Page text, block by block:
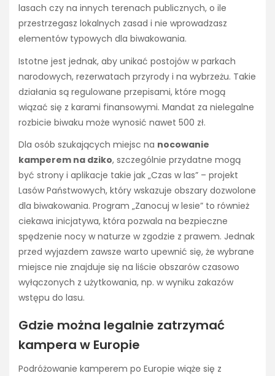
lasach czy na innych terenach publicznych, o ile
przestrzegasz lokalnych zasad i nie wprowadzasz
elementów typowych dla biwakowania.
Istotne jest jednak, aby unikać postojów w parkach
narodowych, rezerwatach przyrody i na wybrzeżu. Takie
działania są regulowane przepisami, które mogą
wiązać się z karami finansowymi. Mandat za nielegalne
rozbicie biwaku może wynosić nawet 500 zł.
Dla osób szukających miejsc na nocowanie
kamperem na dziko, szczególnie przydatne mogą
być strony i aplikacje takie jak „Czas w las” – projekt
Lasów Państwowych, który wskazuje obszary dozwolone
dla biwakowania. Program „Zanocuj w lesie” to również
ciekawa inicjatywa, która pozwala na bezpieczne
spędzenie nocy w naturze w zgodzie z prawem. Jednak
przed wyjazdem zawsze warto upewnić się, że wybrane
miejsce nie znajduje się na liście obszarów czasowo
wyłączonych z użytkowania, np. w wyniku zakazów
wstępu do lasu.
Gdzie można legalnie zatrzymać
kampera w Europie
Podróżowanie kamperem po Europie wiąże się z